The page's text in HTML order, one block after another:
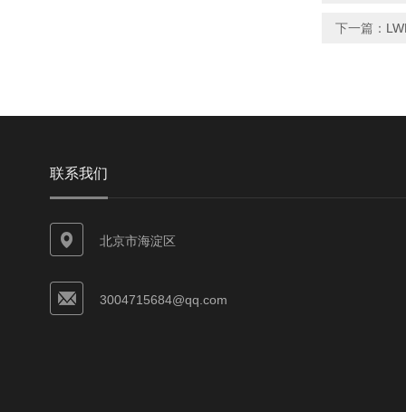
下一篇：
联系我们
北京市海淀区
3004715684@qq.com